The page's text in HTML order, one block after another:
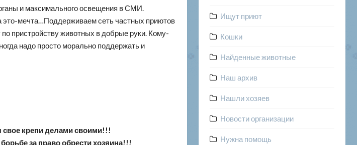
и максимального освещения в СМИ.
это-мечта…Поддерживаем сеть частных приютов
пристройству животных в добрые руки. Кому-
надо просто морально поддержать и
крепи делами своими!!!
за право обрести хозяина!!!
Ищут приют
Кошки
Найденные животные
Наш архив
Нашли хозяев
Новости организации
Нужна помощь